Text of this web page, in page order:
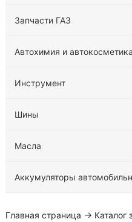
Запчасти ГАЗ
Автохимия и автокосметика
Инструмент
Шины
Масла
Аккумуляторы
Главная страница → Каталог